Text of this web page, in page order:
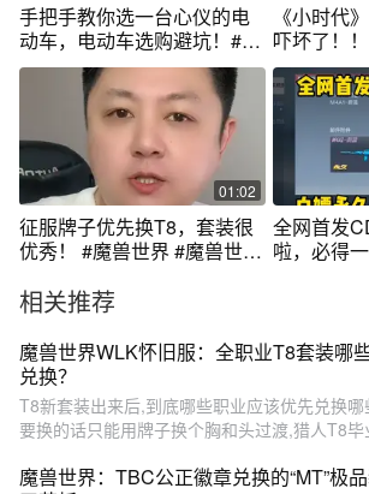
手把手教你选一台心仪的电
动车，电动车选购避坑！#新
国标电动车 #性价比高的电动
车推荐 #电动车推荐 #电动车
《小时代
吓坏了！
幂
01:02
征服牌子优先换T8，套装很
优秀！ #魔兽世界 #魔兽世界
全网首发
啦，必得
相关推荐
魔兽世界WLK怀旧服：全职业T8套装哪
兑换？
T8新套装出来后,到底哪些职业应该优先兑换
要换的话只能用牌子换个胸和头过渡,猎人T8毕
魔兽世界：TBC公正徽章兑换的“MT”极